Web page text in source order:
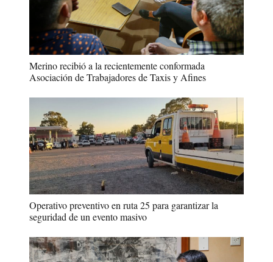
Merino recibió a la recientemente conformada
Asociación de Trabajadores de Taxis y Afines
Operativo preventivo en ruta 25 para garantizar la
seguridad de un evento masivo